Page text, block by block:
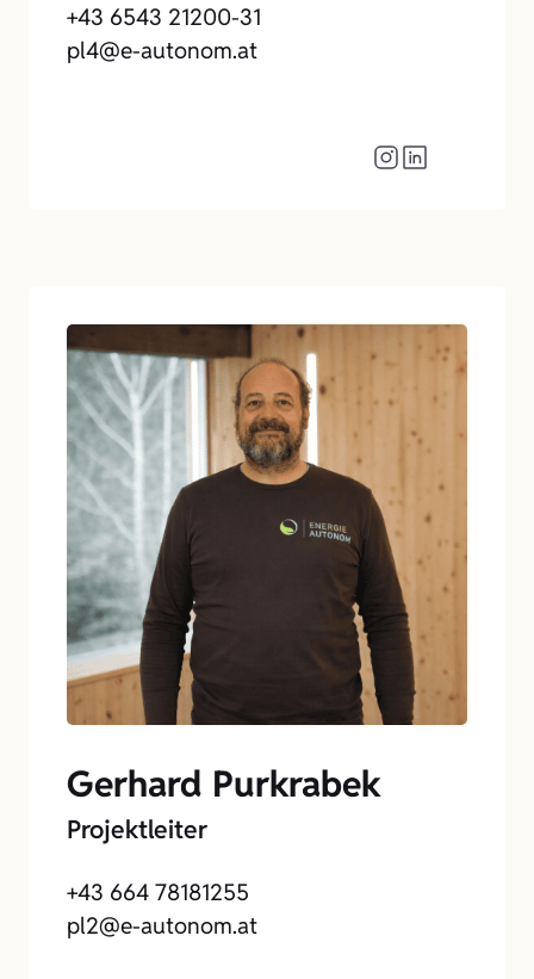
+43 6543 21200-31
pl4@e-autonom.at
Gerhard Purkrabek
Projektleiter
+43 664 78181255
pl2@e-autonom.at